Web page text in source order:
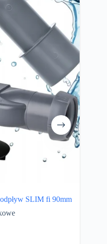
SLIM fi 90mm